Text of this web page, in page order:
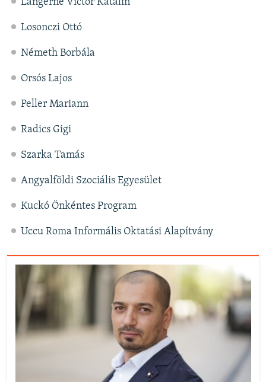
Losonczi Ottó
Németh Borbála
Orsós Lajos
Peller Mariann
Radics Gigi
Szarka Tamás
Angyalföldi Szociális Egyesület
Kuckó Önkéntes Program
Uccu Roma Informális Oktatási Alapítvány